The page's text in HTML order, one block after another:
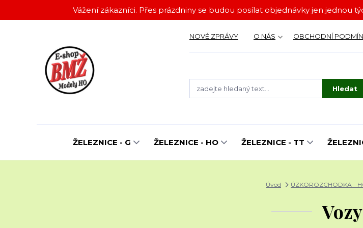
Vážení zákazníci. Přes prázdniny se budou posílat objednávky jen jednou
NOVÉ ZPRÁVY O NÁS OBCHODNÍ
Hledat
ŽELEZNICE - G ŽELEZNICE - HO ŽELEZNICE - TT
Úvod ÚZKOROZCHODKA -
Vozy